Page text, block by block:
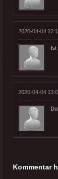
2020-04-04
Ist
2020-04-04
Kommentar